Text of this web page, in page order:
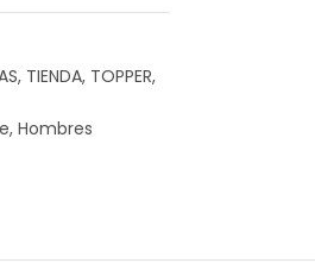
, TIENDA, TOPPER,
, Hombres